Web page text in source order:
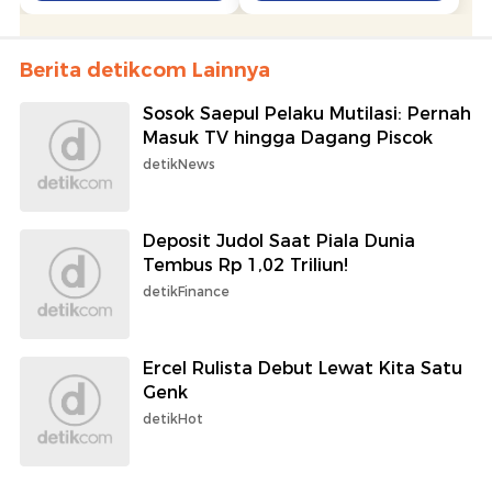
Berita detikcom Lainnya
Sosok Saepul Pelaku Mutilasi: Pernah
Masuk TV hingga Dagang Piscok
detikNews
Deposit Judol Saat Piala Dunia
Tembus Rp 1,02 Triliun!
detikFinance
Ercel Rulista Debut Lewat Kita Satu
Genk
detikHot